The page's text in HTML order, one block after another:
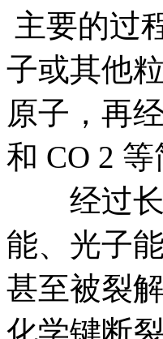
主要的过
子或其他
原子，再
和 CO 2 等
经过长
能、光子
甚至被裂
化学键断